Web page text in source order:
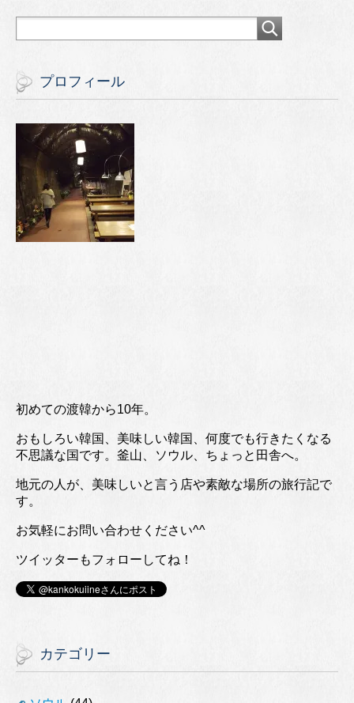
プロフィール
初めての渡韓から10年。
おもしろい韓国、美味しい韓国、何度でも行きたくなる
不思議な国です。釜山、ソウル、ちょっと田舎へ。
地元の人が、美味しいと言う店や素敵な場所の旅行記で
す。
お気軽にお問い合わせください^^
ツイッターもフォローしてね！
カテゴリー